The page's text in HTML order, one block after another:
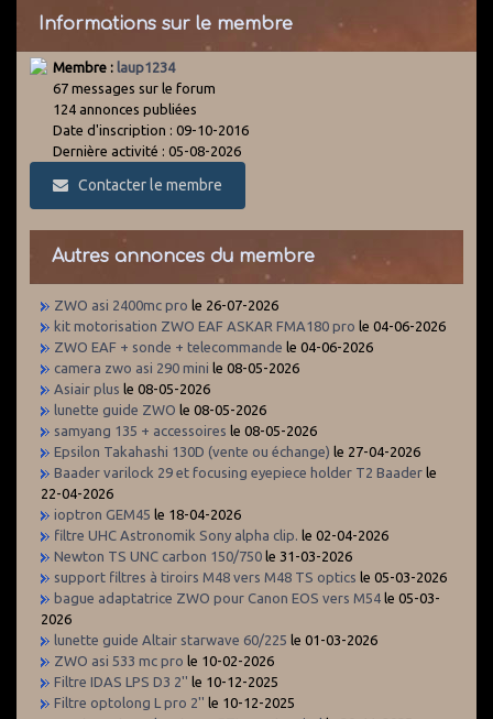
Informations sur le membre
Membre : laup1234
67 messages sur le forum
124 annonces publiées
Date d'inscription : 09-10-2016
Dernière activité : 05-08-2026
Contacter le membre
Autres annonces du membre
ZWO asi 2400mc pro le 26-07-2026
kit motorisation ZWO EAF ASKAR FMA180 pro le 04-06-2026
ZWO EAF + sonde + telecommande le 04-06-2026
camera zwo asi 290 mini le 08-05-2026
Asiair plus le 08-05-2026
lunette guide ZWO le 08-05-2026
samyang 135 + accessoires le 08-05-2026
Epsilon Takahashi 130D (vente ou échange) le 27-04-2026
Baader varilock 29 et focusing eyepiece holder T2 Baader le
22-04-2026
ioptron GEM45 le 18-04-2026
filtre UHC Astronomik Sony alpha clip. le 02-04-2026
Newton TS UNC carbon 150/750 le 31-03-2026
support filtres à tiroirs M48 vers M48 TS optics le 05-03-2026
bague adaptatrice ZWO pour Canon EOS vers M54 le 05-03-
2026
lunette guide Altair starwave 60/225 le 01-03-2026
ZWO asi 533 mc pro le 10-02-2026
Filtre IDAS LPS D3 2'' le 10-12-2025
Filtre optolong L pro 2'' le 10-12-2025